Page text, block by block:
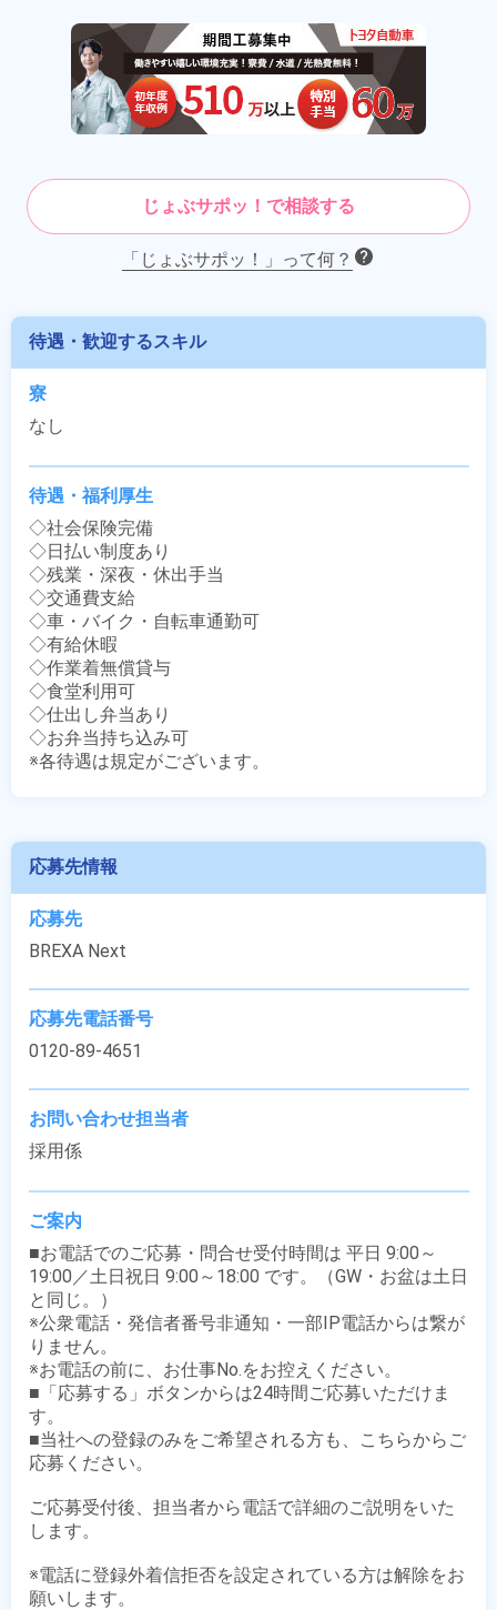
じょぶサポッ！で相談する
「じょぶサポッ！」って何？
待遇・歓迎するスキル
寮
なし
待遇・福利厚生
◇社会保険完備
◇日払い制度あり
◇残業・深夜・休出手当
◇交通費支給
◇車・バイク・自転車通勤可
◇有給休暇
◇作業着無償貸与
◇食堂利用可
◇仕出し弁当あり
◇お弁当持ち込み可
※各待遇は規定がございます。
応募先情報
応募先
BREXA Next
応募先電話番号
0120-89-4651
お問い合わせ担当者
採用係
ご案内
■お電話でのご応募・問合せ受付時間は 平日 9:00～
19:00／土日祝日 9:00～18:00 です。（GW・お盆は土日
と同じ。）
※公衆電話・発信者番号非通知・一部IP電話からは繋が
りません。
※お電話の前に、お仕事No.をお控えください。
■「応募する」ボタンからは24時間ご応募いただけま
す。
■当社への登録のみをご希望される方も、こちらからご
応募ください。
ご応募受付後、担当者から電話で詳細のご説明をいた
します。
※電話に登録外着信拒否を設定されている方は解除をお
願いします。